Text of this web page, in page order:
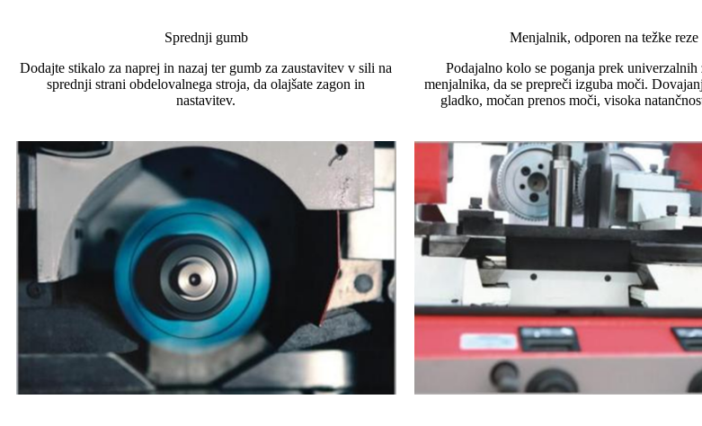
Sprednji gumb
Dodajte stikalo za naprej in nazaj ter gumb za zaustavitev v sili na
sprednji strani obdelovalnega stroja, da olajšate zagon in
nastavitev.
Menjalnik, odporen na težke reze
Podajalno kolo se poganja prek
menjalnika, da se prepreči izguba moči.
gladko, močan prenos moči, visoka